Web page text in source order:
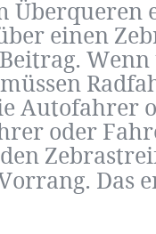
Überqueren
einen
Autofahrer
oder
Das